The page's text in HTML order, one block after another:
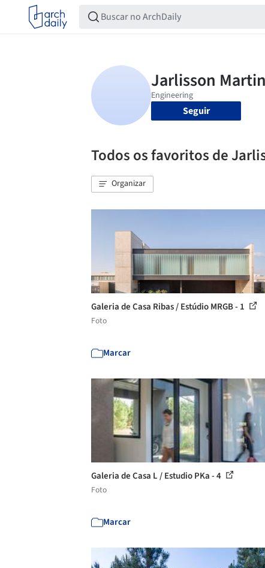
Seguir
Todos os favoritos de
Organizar
Galeria de Casa Ribas / Estúdio MRGB - 1
Foto
Marcar
Galeria de Casa L / Estudio PKa - 4
Foto
Marcar